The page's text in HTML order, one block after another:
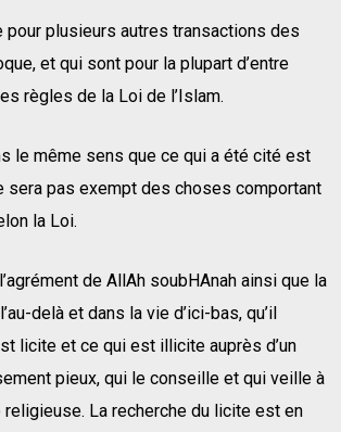
pour plusieurs autres transactions des
et qui sont pour la plupart d’entre
règles de la Loi de l’Islam.
le même sens que ce qui a été cité est
sera pas exempt des choses comportant
la Loi.
de AllAh soubHAnah ainsi que la
delà et dans la vie d’ici-bas, qu’il
licite et ce qui est illicite auprès d’un
pieux, qui le conseille et qui veille à
religieuse. La recherche du licite est en